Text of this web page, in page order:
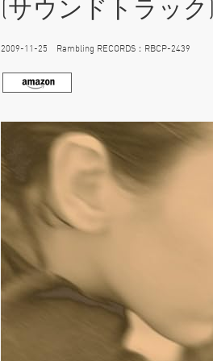
(サウンドトラック
2009-11-25 Rambling RECORDS：RBCP-2439